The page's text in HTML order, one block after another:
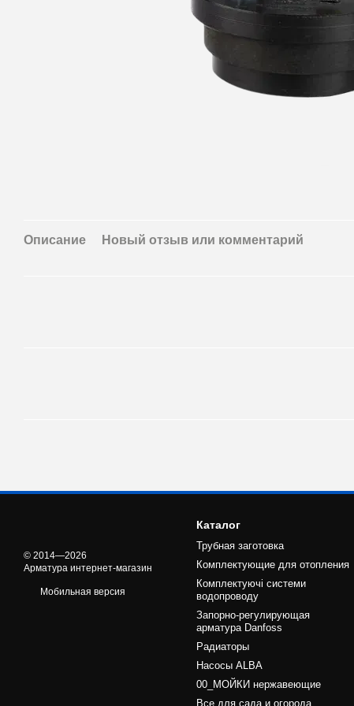
Описание Новый отзыв или комментарий
© 2014—2026
Арматура интернет-магазин
Мобильная версия
Каталог
Трубная заготовка
Комплектующие для отопления
Комплектуючі системи
водопроводу
Запорно-регулирующая
арматура Danfoss
Радиаторы
Насосы ALBA
00_МОЙКИ нержавеющие
Все для сада и огорода